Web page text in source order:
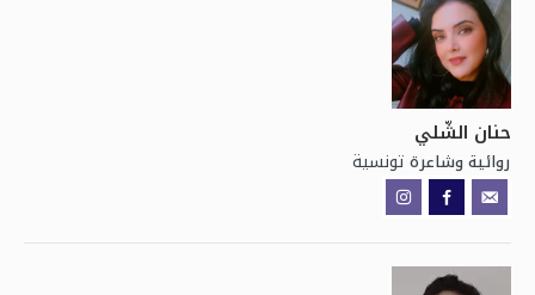
حنان الشّلي
روائية وشاعرة تونسية